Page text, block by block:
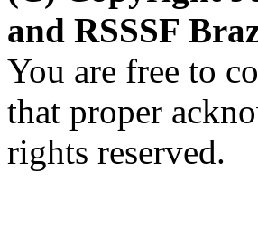
and RSSSF
You are free to
that proper
rights reserved.